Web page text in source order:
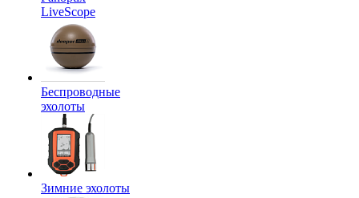
LiveScope
Беспроводные
эхолоты
Зимние эхолоты